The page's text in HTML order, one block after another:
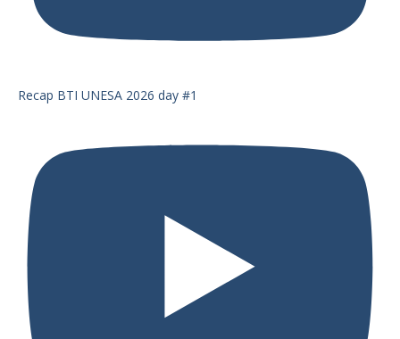
Recap BTI UNESA 2026 day #1